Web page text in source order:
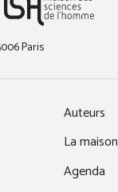
Paris
Auteurs
La maison
Agenda